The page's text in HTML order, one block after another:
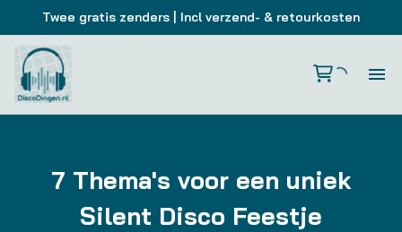
Twee gratis zenders | Incl verzend- & retourkosten
7 Thema's voor een uniek
Silent Disco Feestje